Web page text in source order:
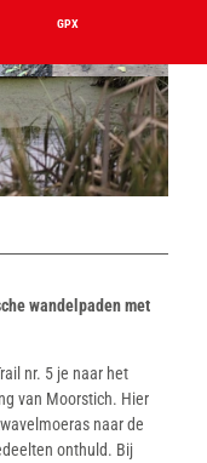
|
GesUndTourismus Horn-Bad
Meinberg GmbH | CC-BY-SA
GPX
wandelpaden met
nr. 5 je naar het
van Moorstich. Hier
naar de
onthuld. Bij